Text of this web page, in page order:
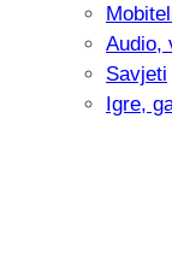
Audio,
Savjeti
Igre,